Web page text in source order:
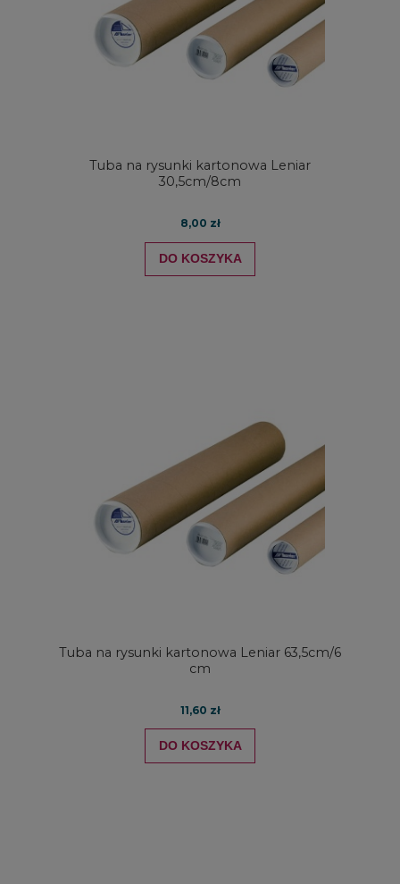
Tuba na rysunki kartonowa Leniar
30,5cm/8cm
8,00 zł
DO KOSZYKA
Tuba na rysunki kartonowa Leniar 63,5cm/6
cm
11,60 zł
DO KOSZYKA